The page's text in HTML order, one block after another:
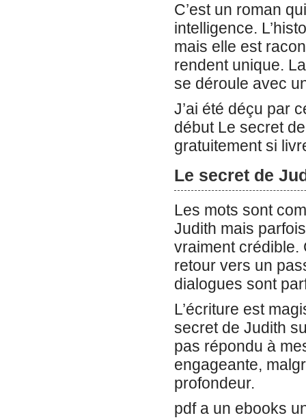
C’est un roman
intelligence.
mais elle est
rendent unique.
se déroule avec
J’ai été déçu par
début Le secret
gratuitement si
Le secret de
Les mots sont
Judith mais
vraiment crédible.
retour vers un
dialogues sont
L’écriture est
secret de Judith
pas répondu à
engageante,
profondeur.
pdf a un ebooks